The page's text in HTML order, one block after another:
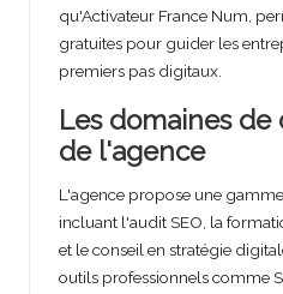
qu'Activateur France Num,
gratuites pour guider les
premiers pas digitaux.
Les domaines
de l'agence
L'agence propose une
incluant l'audit SEO, la
et le conseil en stratégie
outils professionnels comme